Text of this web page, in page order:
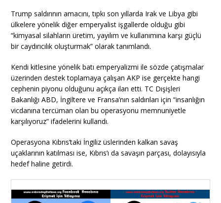
Trump saldırının amacını, tıpkı son yıllarda Irak ve Libya gibi
ülkelere yönelik diğer emperyalist işgallerde olduğu gibi
“kimyasal silahların üretim, yayılım ve kullanımına karşı güçlü
bir caydırıcılık oluşturmak” olarak tanımlandı.
Kendi kitlesine yönelik batı emperyalizmi ile sözde çatışmalar
üzerinden destek toplamaya çalışan AKP ise gerçekte hangi
cephenin piyonu olduğunu açıkça ilan etti. TC Dışişleri
Bakanlığı ABD, İngiltere ve Fransa’nın saldırıları için “insanlığın
vicdanına tercüman olan bu operasyonu memnuniyetle
karşılıyoruz” ifadelerini kullandı.
Operasyona Kıbrıs’taki İngiliz üslerinden kalkan savaş
uçaklarının katılması ise, Kıbrıs’ı da savaşın parçası, dolayısıyla
hedef haline getirdi.